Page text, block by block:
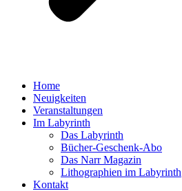
Home
Neuigkeiten
Veranstaltungen
Im Labyrinth
Das Labyrinth
Bücher-Geschenk-Abo
Das Narr Magazin
Lithographien im Labyrinth
Kontakt